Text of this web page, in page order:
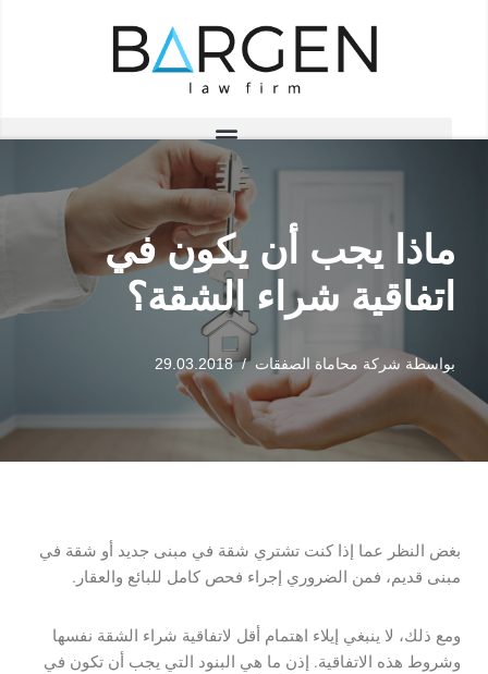
ماذا يجب أن يكون في
اتفاقية شراء الشقة؟
بواسطة شركة محاماة الصفقات 29.03.2018
بغض النظر عما إذا كنت تشتري شقة في مبنى جديد أو شقة في
مبنى قديم، فمن الضروري إجراء فحص كامل للبائع والعقار.
ومع ذلك، لا ينبغي إيلاء اهتمام أقل لاتفاقية شراء الشقة نفسها
وشروط هذه الاتفاقية. إذن ما هي البنود التي يجب أن تكون في